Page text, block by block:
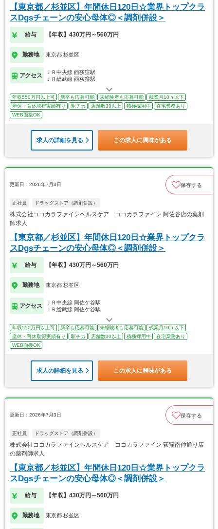
【東京都／杉並区】年間休日120日☆業界トップクラ
スDgsチェーンの安心母体◎＜調剤併設＞
給与 【年収】430万円～560万円
勤務地 東京都 杉並区
アクセス
ＪＲ中央線 西荻窪駅
ＪＲ総武線 西荻窪駅
年収550万円以上可 新卒も応募可能 未経験者も応募可能
残業月10ｈ以下
産休・育休取得実績有り
駅チカ 店舗数30以上 積極採用中
在宅業務あり
WEB面接OK
求人の詳細を見る この求人に興味がある
更新日：2026年7月3日 保存する
正社員 ドラッグストア（調剤併設）
株式会社ココカラファインヘルスケア ココカラファイン 阿佐谷店の薬剤
師求人
【東京都／杉並区】年間休日120日☆業界トップクラ
スDgsチェーンの安心母体◎＜調剤併設＞
給与 【年収】430万円～560万円
勤務地 東京都 杉並区
アクセス
ＪＲ中央線 阿佐ケ谷駅
ＪＲ総武線 阿佐ケ谷駅
年収550万円以上可 新卒も応募可能 未経験者も応募可能
残業月10ｈ以下
産休・育休取得実績有り
駅チカ 店舗数30以上 積極採用中
在宅業務あり
WEB面接OK
求人の詳細を見る この求人に興味がある
更新日：2026年7月3日 保存する
正社員 ドラッグストア（調剤併設）
株式会社ココカラファインヘルスケア ココカラファイン 荻窪南仲通り店
の薬剤師求人
【東京都／杉並区】年間休日120日☆業界トップクラ
スDgsチェーンの安心母体◎＜調剤併設＞
給与 【年収】430万円～560万円
勤務地 東京都 杉並区